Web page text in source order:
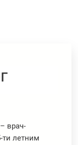
врач-
ти летним